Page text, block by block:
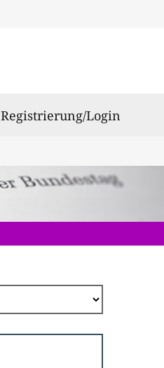
Registrierung/Login